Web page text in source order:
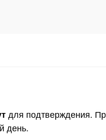
для подтверждения.
день.